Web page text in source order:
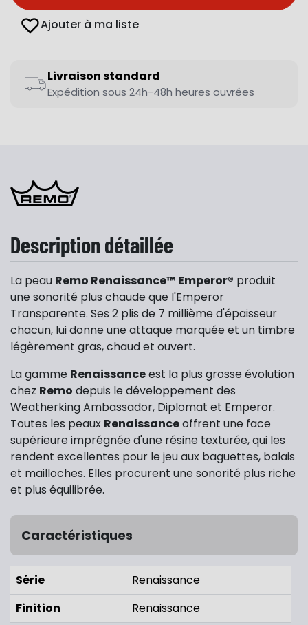
Ajouter à ma liste
Livraison standard
Expédition sous 24h-48h heures ouvrées
Description détaillée
La peau Remo Renaissance™ Emperor® produit
une sonorité plus chaude que l'Emperor
Transparente. Ses 2 plis de 7 millième d'épaisseur
chacun, lui donne une attaque marquée et un timbre
légèrement gras, chaud et ouvert.
La gamme Renaissanceest la plus grosse évolution
chez Remo depuis le développement des
Weatherking Ambassador, Diplomat et Emperor.
Toutes les peaux Renaissanceoffrent une face
supérieure imprégnée d'une résine texturée, qui les
rendent excellentes pour le jeu aux baguettes, balais
et mailloches. Elles procurent une sonorité plus riche
et plus équilibrée.
Caractéristiques
Série
Renaissance
Finition
Renaissance